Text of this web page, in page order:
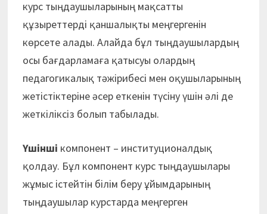
курс тыңдаушыларының мақсатты
құзыреттерді қаншалықты меңгергенін
көрсете алады. Алайда бұл тыңдаушылардың
осы бағдарламаға қатысуы олардың
педагогикалық тәжірибесі мен оқушыларының
жетістіктеріне әсер еткенін түсіну үшін әлі де
жеткіліксіз болып табылады.
Үшінші компонент – институционалдық
қолдау. Бұл компонент курс тыңдаушылары
жұмыс істейтін білім беру ұйымдарының
тыңдаушылар курстарда меңгерген